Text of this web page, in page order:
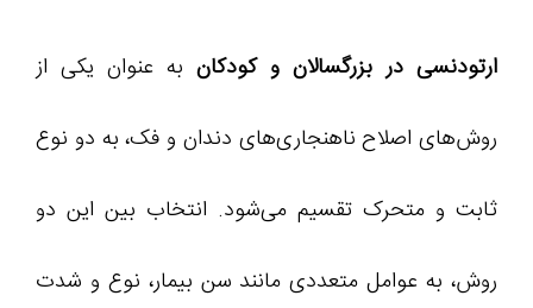
ارتودنسی در بزرگسالان و کودکان به عنوان یکی از
روش‌های اصلاح ناهنجاری‌های دندان و فک، به دو نوع
ثابت و متحرک تقسیم می‌شود. انتخاب بین این دو
روش، به عوامل متعددی مانند سن بیمار، نوع و شدت